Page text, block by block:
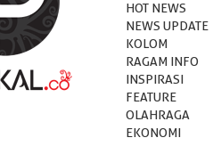
HOT NEWS
NEWS UPDATE
KOLOM
RAGAM INFO
INSPIRASI
FEATURE
OLAHRAGA
EKONOMI